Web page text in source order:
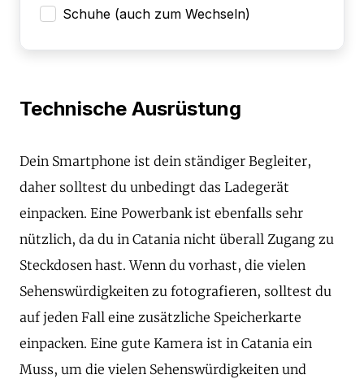
Schuhe (auch zum Wechseln)
Technische Ausrüstung
Dein Smartphone ist dein ständiger Begleiter,
daher solltest du unbedingt das Ladegerät
einpacken. Eine Powerbank ist ebenfalls sehr
nützlich, da du in Catania nicht überall Zugang zu
Steckdosen hast. Wenn du vorhast, die vielen
Sehenswürdigkeiten zu fotografieren, solltest du
auf jeden Fall eine zusätzliche Speicherkarte
einpacken. Eine gute Kamera ist in Catania ein
Muss, um die vielen Sehenswürdigkeiten und